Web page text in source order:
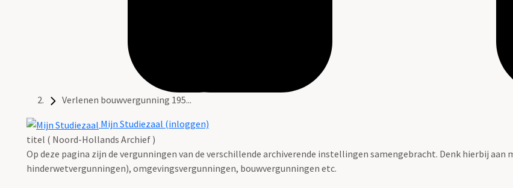
Verlenen bouwvergunning 195...
Mijn Studiezaal (inloggen)
titel ( Noord-Hollands Archief )
Op deze pagina zijn de vergunningen van de verschillende archiverende instellingen samengebracht. Denk hierbij aan
hinderwetvergunningen), omgevingsvergunningen, bouwvergunningen etc.